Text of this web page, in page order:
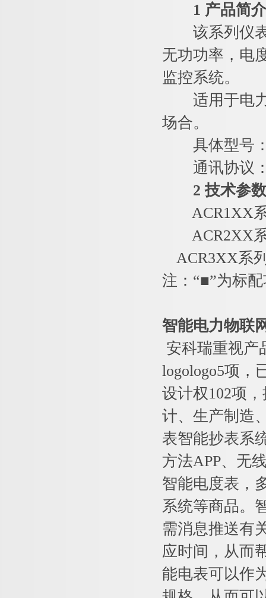
1 产品简介
该系列仪表
无功功率，电
监控系统。
适用于电力
场合。
具体型号：
通讯协议：
2 技术参数
ACR1XX系
ACR2XX系
ACR3XX系
注：“■”为标
智能电力物联
安科瑞重视产
logologo5项，
设计权102项
计、生产制造
表智能抄表系
方法APP、无
智能电度表，
系统等商品。
需消息推送有
应时间，从而
能电表可以作